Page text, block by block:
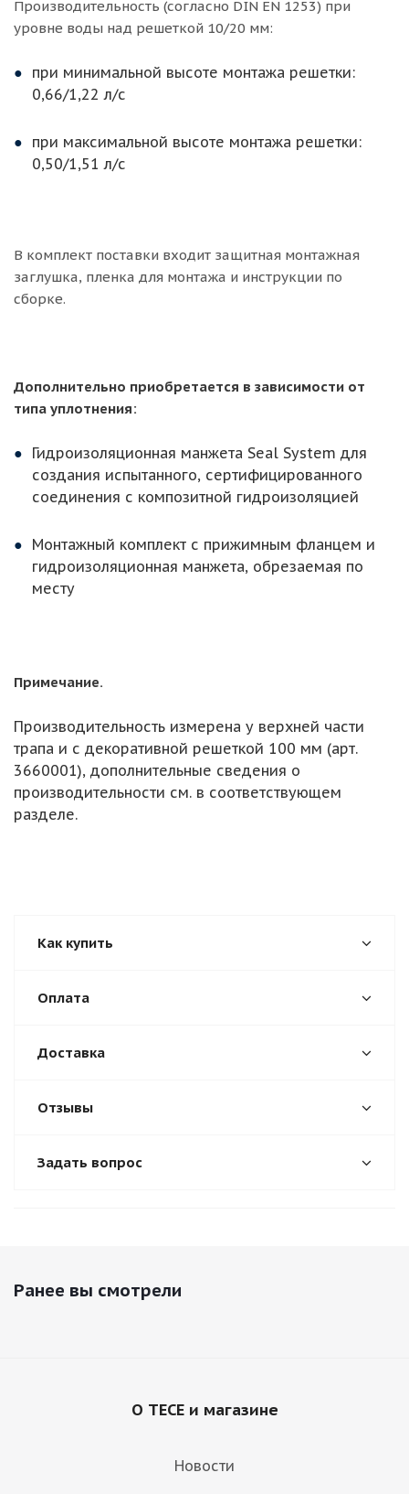
Производительность (согласно DIN EN 1253) при
уровне воды над решеткой 10/20 мм:
при минимальной высоте монтажа решетки:
0,66/1,22 л/с
при максимальной высоте монтажа решетки:
0,50/1,51 л/с
В комплект поставки входит защитная монтажная
заглушка, пленка для монтажа и инструкции по
сборке.
Дополнительно приобретается в зависимости от
типа уплотнения:
Гидроизоляционная манжета Seal System для
создания испытанного, сертифицированного
соединения с композитной гидроизоляцией
Монтажный комплект с прижимным фланцем и
гидроизоляционная манжета, обрезаемая по
месту
Примечание.
Производительность измерена у верхней части
трапа и с декоративной решеткой 100 мм (арт.
3660001), дополнительные сведения о
производительности см. в соответствующем
разделе.
Как купить
Оплата
Доставка
Отзывы
Задать вопрос
Ранее вы смотрели
О TECE и магазине
Новости